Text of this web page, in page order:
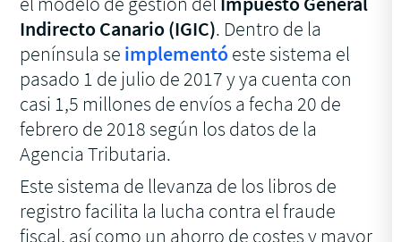
Indirecto Canario (IGIC). Dentro de la
península se implementóeste sistema el
pasado 1 de julio de 2017 y ya cuenta con
casi 1,5 millones de envíos a fecha 20 de
febrero de 2018 según los datos de la
Agencia Tributaria.
Este sistema de llevanza de los libros de
registro facilita la lucha contra el fraude
fiscal, así como un ahorro de costes y mayor